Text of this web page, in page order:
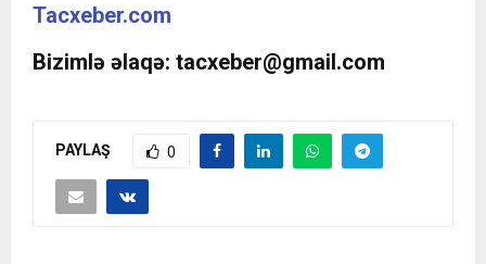
Tacxeber.com
Bizimlə əlaqə: tacxeber@gmail.com
PAYLAŞ 0